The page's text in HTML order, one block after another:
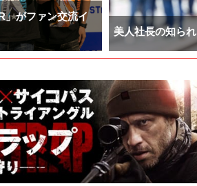
」がファン交流イ
美人社長の知ら